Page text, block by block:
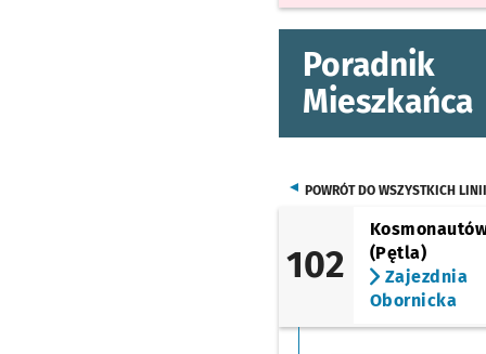
Poradnik
Mieszkańca
POWRÓT DO WSZYSTKICH LINII
102
(Pętla)
Zajezdnia
Obornicka